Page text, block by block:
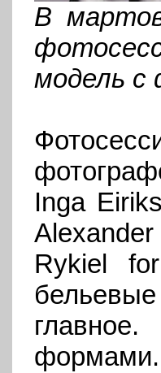
В
модель с
Inga
Alexander
Rykiel
формами.